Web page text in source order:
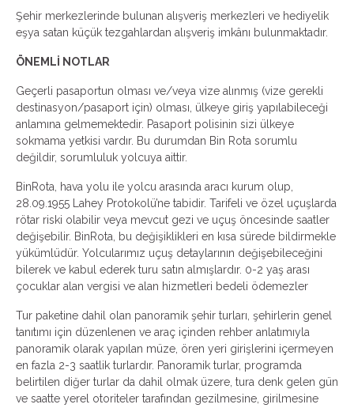
Şehir merkezlerinde bulunan alışveriş merkezleri ve hediyelik
eşya satan küçük tezgahlardan alışveriş imkânı bulunmaktadır.
ÖNEMLİ NOTLAR
Geçerli pasaportun olması ve/veya vize alınmış (vize gerekli
destinasyon/pasaport için) olması, ülkeye giriş yapılabileceği
anlamına gelmemektedir. Pasaport polisinin sizi ülkeye
sokmama yetkisi vardır. Bu durumdan Bin Rota sorumlu
değildir, sorumluluk yolcuya aittir.
BinRota, hava yolu ile yolcu arasında aracı kurum olup,
28.09.1955 Lahey Protokolü’ne tabidir. Tarifeli ve özel uçuşlarda
rötar riski olabilir veya mevcut gezi ve uçuş öncesinde saatler
değişebilir. BinRota, bu değişiklikleri en kısa sürede bildirmekle
yükümlüdür. Yolcularımız uçuş detaylarının değişebileceğini
bilerek ve kabul ederek turu satın almışlardır. 0-2 yaş arası
çocuklar alan vergisi ve alan hizmetleri bedeli ödemezler
Tur paketine dahil olan panoramik şehir turları, şehirlerin genel
tanıtımı için düzenlenen ve araç içinden rehber anlatımıyla
panoramik olarak yapılan müze, ören yeri girişlerini içermeyen
en fazla 2-3 saatlik turlardır. Panoramik turlar, programda
belirtilen diğer turlar da dahil olmak üzere, tura denk gelen gün
ve saatte yerel otoriteler tarafından gezilmesine, girilmesine